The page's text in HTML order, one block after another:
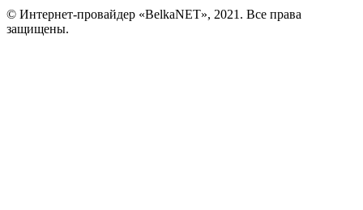
© Интернет-провайдер «BelkaNET», 2021. Все права
защищены.